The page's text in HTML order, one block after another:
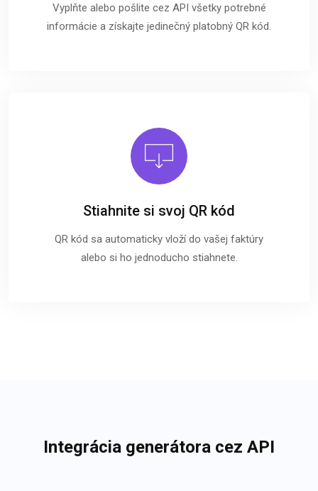
Vyplňte alebo pošlite cez API všetky potrebné
informácie a získajte jedinečný platobný QR kód.
Stiahnite si svoj QR kód
QR kód sa automaticky vloží do vašej faktúry
alebo si ho jednoducho stiahnete.
Integrácia generátora cez API